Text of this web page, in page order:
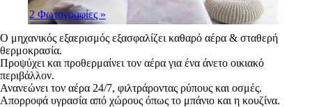
2 Φωτογραφίες »
Ο μηχανικός εξαερισμός εξασφαλίζει καθαρό αέρα & σταθερή
θερμοκρασία.
Προψύχει και προθερμαίνει τον αέρα για ένα άνετο οικιακό
περιβάλλον.
Ανανεώνει τον αέρα 24/7, φιλτράροντας ρύπους και οσμές.
Απορροφά υγρασία από χώρους όπως το μπάνιο και η κουζίνα.